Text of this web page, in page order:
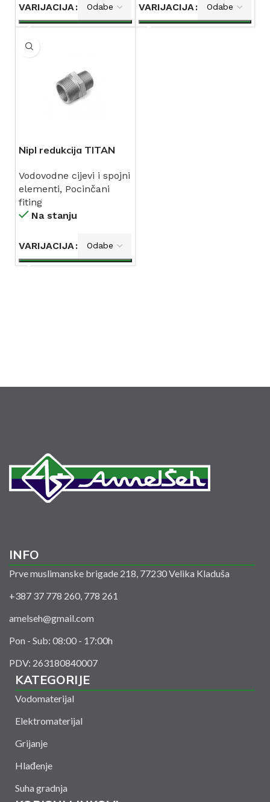
VARIJACIJA VARIJACIJA
Nipl redukcija TITAN
Vodovodne cijevi i spojni
elementi, Pocinčani
fiting
Na stanju
VARIJACIJA
INFO
Prve muslimanske brigade 218, 77230 Velika Kladuša
+387 37 778 260, 778 261
amelseh@gmail.com
Pon - Sub: 08:00 - 17:00h
PDV: 263180840007
KATEGORIJE
Vodomaterijal
Elektromaterijal
Grijanje
Hlađenje
Suha gradnja